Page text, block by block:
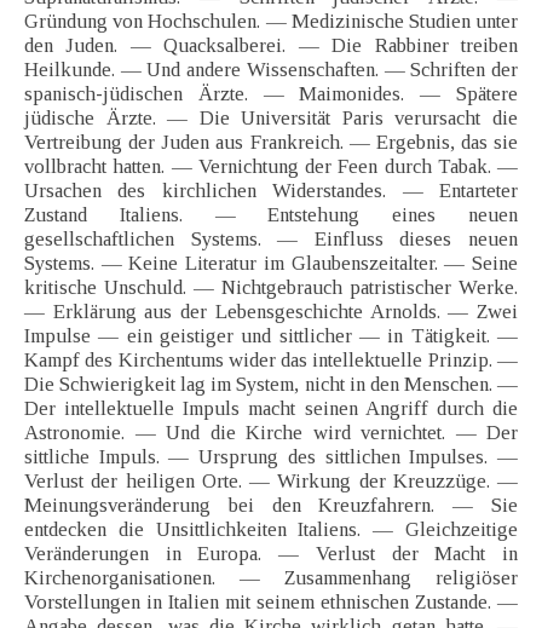
Gründung von Hochschulen. — Medizinische Studien unter
den Juden. — Quacksalberei. — Die Rabbiner treiben
Heilkunde. — Und andere Wissenschaften. — Schriften der
spanisch-jüdischen Ärzte. — Maimonides. — Spätere
jüdische Ärzte. — Die Universität Paris verursacht die
Vertreibung der Juden aus Frankreich. — Ergebnis, das sie
vollbracht hatten. — Vernichtung der Feen durch Tabak. —
Ursachen des kirchlichen Widerstandes. — Entarteter
Zustand Italiens. — Entstehung eines neuen
gesellschaftlichen Systems. — Einfluss dieses neuen
Systems. — Keine Literatur im Glaubenszeitalter. — Seine
kritische Unschuld. — Nichtgebrauch patristischer Werke.
— Erklärung aus der Lebensgeschichte Arnolds. — Zwei
Impulse — ein geistiger und sittlicher — in Tätigkeit. —
Kampf des Kirchentums wider das intellektuelle Prinzip. —
Die Schwierigkeit lag im System, nicht in den Menschen. —
Der intellektuelle Impuls macht seinen Angriff durch die
Astronomie. — Und die Kirche wird vernichtet. — Der
sittliche Impuls. — Ursprung des sittlichen Impulses. —
Verlust der heiligen Orte. — Wirkung der Kreuzzüge. —
Meinungsveränderung bei den Kreuzfahrern. — Sie
entdecken die Unsittlichkeiten Italiens. — Gleichzeitige
Veränderungen in Europa. — Verlust der Macht in
Kirchenorganisationen. — Zusammenhang religiöser
Vorstellungen in Italien mit seinem ethnischen Zustande. —